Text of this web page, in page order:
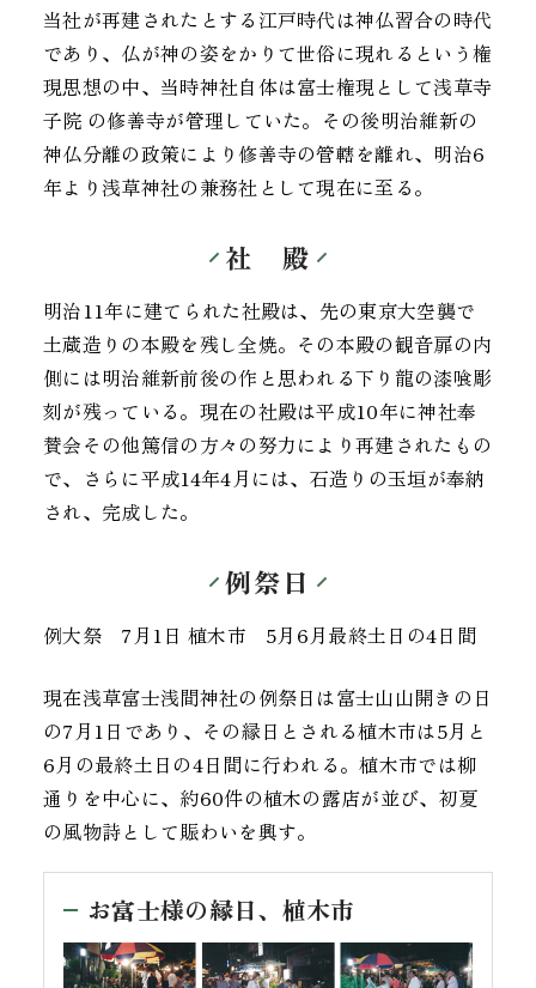
当社が再建されたとする江戸時代は神仏習合の時代
であり、仏が神の姿をかりて世俗に現れるという権
現思想の中、当時神社自体は富士権現として浅草寺
子院 の修善寺が管理していた。その後明治維新の
神仏分離の政策により修善寺の管轄を離れ、明治6
年より浅草神社の兼務社として現在に至る。
社 殿
明治11年に建てられた社殿は、先の東京大空襲で
土蔵造りの本殿を残し全焼。その本殿の観音扉の内
側には明治維新前後の作と思われる下り龍の漆喰彫
刻が残っている。現在の社殿は平成10年に神社奉
賛会その他篤信の方々の努力により再建されたもの
で、さらに平成14年4月には、石造りの玉垣が奉納
され、完成した。
例祭日
例大祭 7月1日 植木市 5月6月最終土日の4日間
現在浅草富士浅間神社の例祭日は富士山山開きの日
の7月1日であり、その縁日とされる植木市は5月と
6月の最終土日の4日間に行われる。植木市では柳
通りを中心に、約60件の植木の露店が並び、初夏
の風物詩として賑わいを興す。
お富士様の縁日、植木市